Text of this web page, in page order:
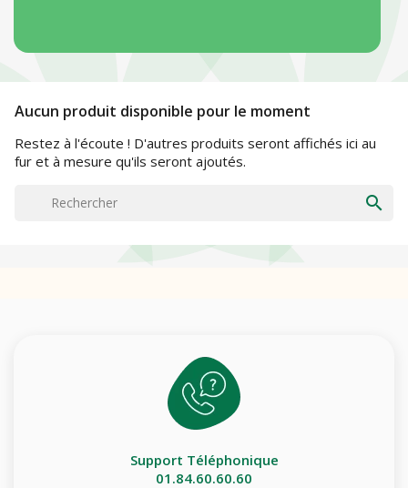
Aucun produit disponible pour le moment
Restez à l'écoute ! D'autres produits seront affichés ici au
fur et à mesure qu'ils seront ajoutés.
search
Support Téléphonique
01.84.60.60.60